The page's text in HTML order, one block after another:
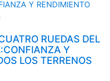
RUEDAS DEL
Y
LOS TERRENOS